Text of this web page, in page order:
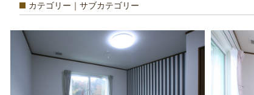
カテゴリー｜サブカテゴリー